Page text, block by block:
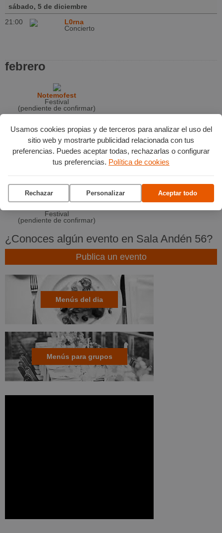
Usamos cookies propias y de terceros para analizar el uso del
sitio web y mostrarte publicidad relacionada con tus
preferencias. Puedes aceptar todas, rechazarlas o configurar
tus preferencias. Política de cookies
Rechazar Personalizar Aceptar todo
sábado, 5 de diciembre
21:00
L0rna
Concierto
febrero
Notemofest
Festival
(pendiente de confirmar)
Rebel Fest
(pendiente de confirmar)
mayo
Festival
(pendiente de confirmar)
¿Conoces algún evento en Sala Andén 56?
Publica un evento
Menús del dia
Menús para grupos